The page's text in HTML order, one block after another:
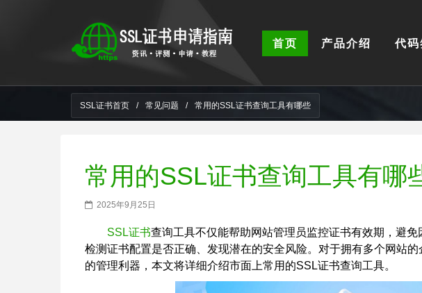
首页 产品介绍 代码
SSL证书首页 / 常见问题 / 常用的SSL证书查询工具有哪些
常用的SSL证书查询工具有哪
2025年9月25日
SSL证书查询工具不仅能帮助网站管理员监控证书有效期，避
检测证书配置是否正确、发现潜在的安全风险。对于拥有多个网站
的管理利器，本文将详细介绍市面上常用的SSL证书查询工具。